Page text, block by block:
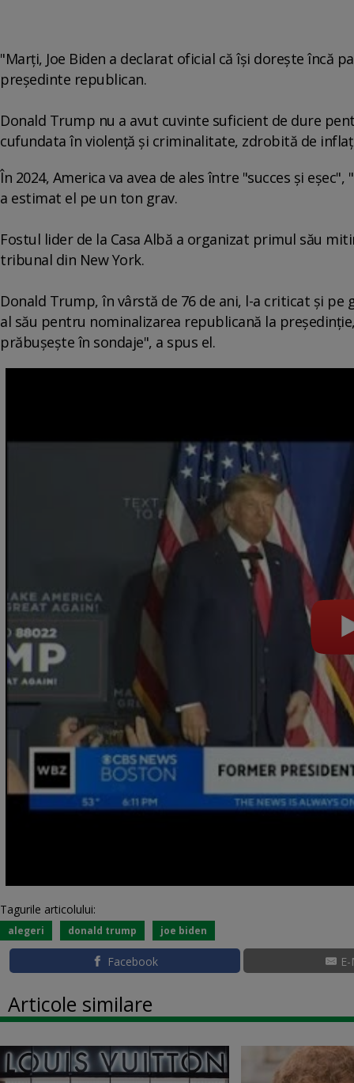
"Marţi, Joe Biden a declarat oficial că îşi doreşte încă
preşedinte republican.
Donald Trump nu a avut cuvinte suficient de dure
cufundata în violenţă şi criminalitate, zdrobită de
În 2024, America va avea de ales între "succes şi
a estimat el pe un ton grav.
Fostul lider de la Casa Albă a organizat primul său
tribunal din New York.
Donald Trump, în vârstă de 76 de ani, l-a criticat şi
al său pentru nominalizarea republicană la
prăbuşeşte în sondaje", a spus el.
Tagurile articolului:
alegeri donald trump joe biden
Facebook
Articole similare